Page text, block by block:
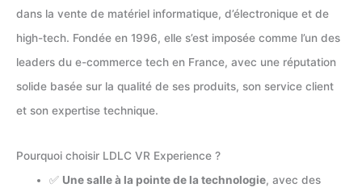
dans la vente de matériel informatique, d’électronique et de
high-tech. Fondée en 1996, elle s’est imposée comme l’un des
leaders du e-commerce tech en France, avec une réputation
solide basée sur la qualité de ses produits, son service client
et son expertise technique.
Pourquoi choisir LDLC VR Experience ?
✅ Une salle à la pointe de la technologie, avec des